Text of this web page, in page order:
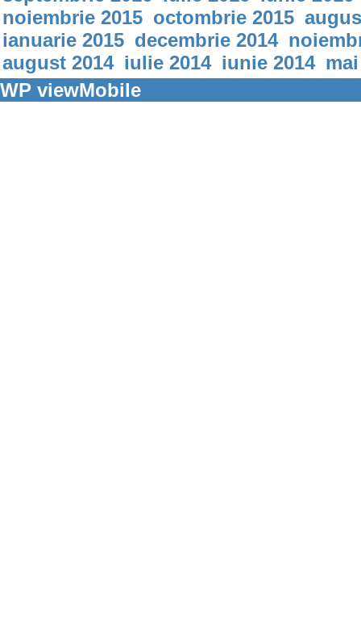
noiembrie 2015 octombrie 2015
ianuarie 2015 decembrie 2014
august 2014 iulie 2014 iunie 2014
WP viewMobile